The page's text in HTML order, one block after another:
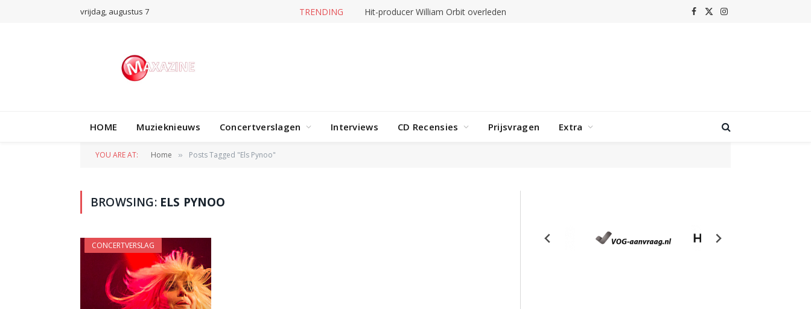
vrijdag, augustus 7 TRENDING Hit-producer William Orbit overleden Facebook
X
Instagram
HOME Muzieknieuws Concertverslagen Interviews CD Recensies Prijsvragen Extra
YOU ARE AT: Home » Posts Tagged "Els Pynoo"
BROWSING: ELS PYNOO
CONCERTVERSLAG